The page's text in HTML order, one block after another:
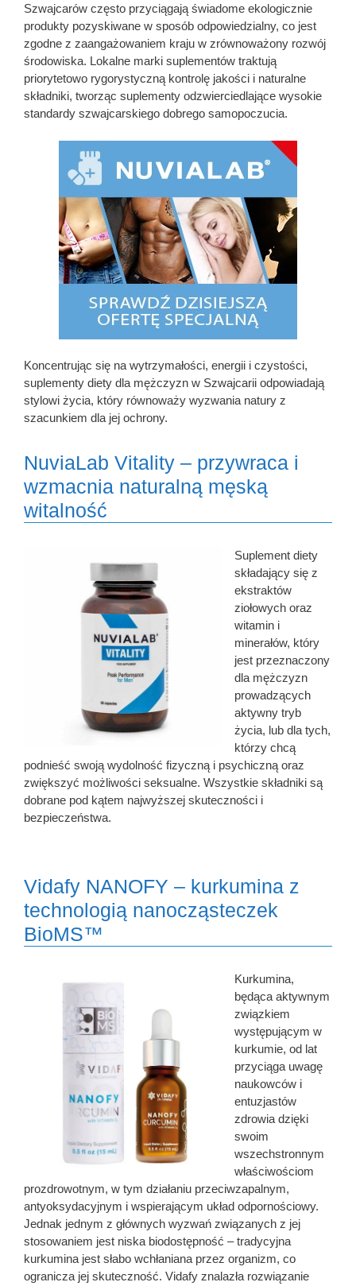
Szwajcarów często przyciągają świadome ekologicznie
produkty pozyskiwane w sposób odpowiedzialny, co jest
zgodne z zaangażowaniem kraju w zrównoważony rozwój
środowiska. Lokalne marki suplementów traktują
priorytetowo rygorystyczną kontrolę jakości i naturalne
składniki, tworząc suplementy odzwierciedlające wysokie
standardy szwajcarskiego dobrego samopoczucia.
Koncentrując się na wytrzymałości, energii i czystości,
suplementy diety dla mężczyzn w Szwajcarii odpowiadają
stylowi życia, który równoważy wyzwania natury z
szacunkiem dla jej ochrony.
NuviaLab Vitality – przywraca i
wzmacnia naturalną męską
witalność
Suplement diety
składający się z
ekstraktów
ziołowych oraz
witamin i
minerałów, który
jest przeznaczony
dla mężczyzn
prowadzących
aktywny tryb
życia, lub dla tych,
którzy chcą
podnieść swoją wydolność fizyczną i psychiczną oraz
zwiększyć możliwości seksualne. Wszystkie składniki są
dobrane pod kątem najwyższej skuteczności i
bezpieczeństwa.
Vidafy NANOFY – kurkumina z
technologią nanocząsteczek
BioMS™
Kurkumina,
będąca aktywnym
związkiem
występującym w
kurkumie, od lat
przyciąga uwagę
naukowców i
entuzjastów
zdrowia dzięki
swoim
wszechstronnym
właściwościom
prozdrowotnym, w tym działaniu przeciwzapalnym,
antyoksydacyjnym i wspierającym układ odpornościowy.
Jednak jednym z głównych wyzwań związanych z jej
stosowaniem jest niska biodostępność – tradycyjna
kurkumina jest słabo wchłaniana przez organizm, co
ogranicza jej skuteczność. Vidafy znalazła rozwiązanie